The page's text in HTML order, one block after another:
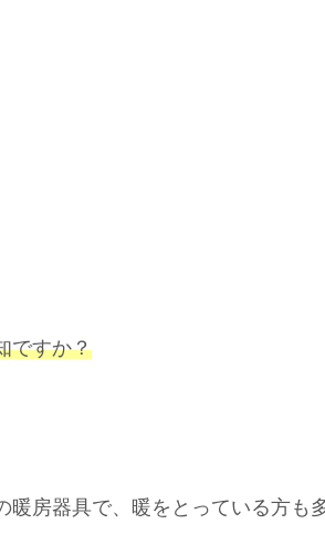
ですか？
房器具で、暖をとっている方も